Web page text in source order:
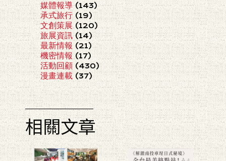
媒體報導(143)
承式旅行 (19)
文創策展(120)
旅展資訊(14)
最新情報 (21)
機密情報(17)
活動回顧 (430)
漫畫連載 (37)
相關文章